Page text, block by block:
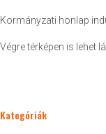
Kormányzati honlap
Végre térképen is lehet
Kategóriák